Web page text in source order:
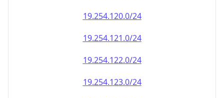
19.254.120.0/24
19.254.121.0/24
19.254.122.0/24
19.254.123.0/24